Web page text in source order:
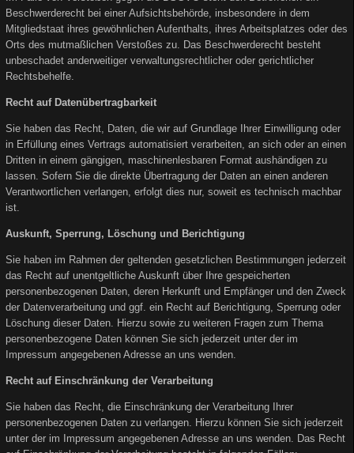
Beschwerderecht bei einer Aufsichtsbehörde, insbesondere in dem
Mitgliedstaat ihres gewöhnlichen Aufenthalts, ihres Arbeitsplatzes oder des
Orts des mutmaßlichen Verstoßes zu. Das Beschwerderecht besteht
unbeschadet anderweitiger verwaltungsrechtlicher oder gerichtlicher
Rechtsbehelfe.
Recht auf Datenübertragbarkeit
Sie haben das Recht, Daten, die wir auf Grundlage Ihrer Einwilligung oder
in Erfüllung eines Vertrags automatisiert verarbeiten, an sich oder an einen
Dritten in einem gängigen, maschinenlesbaren Format aushändigen zu
lassen. Sofern Sie die direkte Übertragung der Daten an einen anderen
Verantwortlichen verlangen, erfolgt dies nur, soweit es technisch machbar
ist.
Auskunft, Sperrung, Löschung und Berichtigung
Sie haben im Rahmen der geltenden gesetzlichen Bestimmungen jederzeit
das Recht auf unentgeltliche Auskunft über Ihre gespeicherten
personenbezogenen Daten, deren Herkunft und Empfänger und den Zweck
der Datenverarbeitung und ggf. ein Recht auf Berichtigung, Sperrung oder
Löschung dieser Daten. Hierzu sowie zu weiteren Fragen zum Thema
personenbezogene Daten können Sie sich jederzeit unter der im
Impressum angegebenen Adresse an uns wenden.
Recht auf Einschränkung der Verarbeitung
Sie haben das Recht, die Einschränkung der Verarbeitung Ihrer
personenbezogenen Daten zu verlangen. Hierzu können Sie sich jederzeit
unter der im Impressum angegebenen Adresse an uns wenden. Das Recht